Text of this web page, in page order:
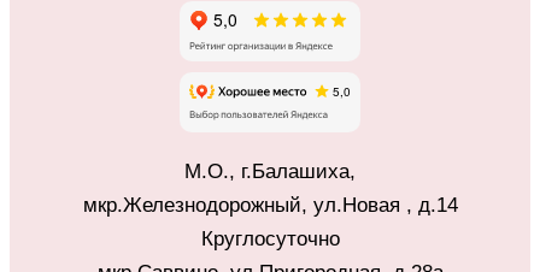
М.О., г.Балашиха,
мкр.Железнодорожный, ул.Новая , д.14
Круглосуточно